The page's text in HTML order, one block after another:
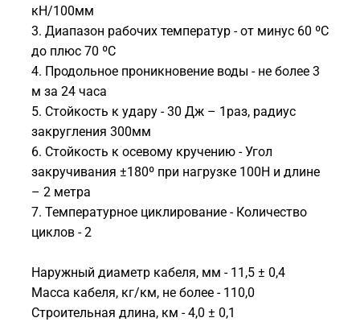
кН/100мм
3. Диапазон рабочих температур - от минус 60 ºС
до плюс 70 ºС
4. Продольное проникновение воды - не более 3
м за 24 часа
5. Стойкость к удару - 30 Дж – 1раз, радиус
закругления 300мм
6. Стойкость к осевому кручению - Угол
закручивания ±180º при нагрузке 100Н и длине
– 2 метра
7. Температурное циклирование - Количество
циклов - 2
Наружный диаметр кабеля, мм - 11,5 ± 0,4
Масса кабеля, кг/км, не более - 110,0
Строительная длина, км - 4,0 ± 0,1